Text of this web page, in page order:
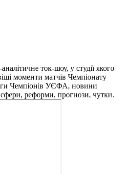
ток-шоу, у студії якого
моменти матчів Чемпіонату
Чемпіонів УЄФА, новини
реформи, прогнози, чутки.